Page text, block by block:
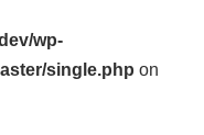
wp-
single.php on